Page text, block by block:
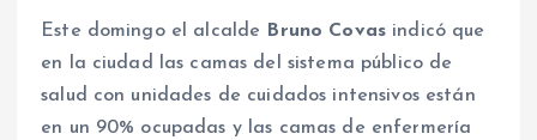
Este domingo el alcalde Bruno Covas indicó que
en la ciudad las camas del sistema público de
salud con unidades de cuidados intensivos están
en un 90% ocupadas y las camas de enfermería